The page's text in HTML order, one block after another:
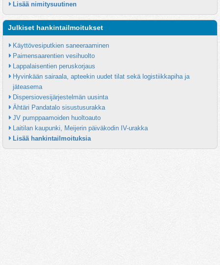
Lisää nimitysuutinen
Julkiset hankintailmoitukset
Käyttövesiputkien saneeraaminen
Paimensaarentien vesihuolto
Lappalaisentien peruskorjaus
Hyvinkään sairaala, apteekin uudet tilat sekä logistiikkapiha ja
jäteasema
Dispersiovesijärjestelmän uusinta
Ähtäri Pandatalo sisustusurakka
JV pumppaamoiden huoltoauto
Laitilan kaupunki, Meijerin päiväkodin IV-urakka
Lisää hankintailmoituksia